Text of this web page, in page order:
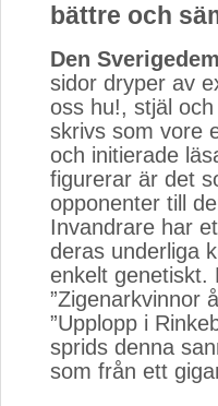
bättre och
Den
sidor dryper av
oss hu!, stjäl
skrivs som vore
och initierade
figurerar är det
opponenter till
Invandrare har
deras underliga
enkelt genetiskt.
”Zigenarkvinnor
”Upplopp i
sprids denna
som från ett